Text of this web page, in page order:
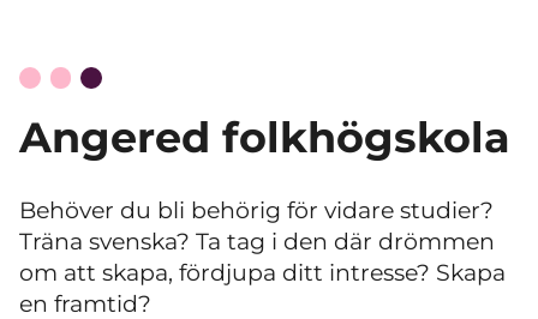
Angered folkhögskola
Behöver du bli behörig för vidare studier?
Träna svenska? Ta tag i den där drömmen
om att skapa, fördjupa ditt intresse? Skapa
en framtid?